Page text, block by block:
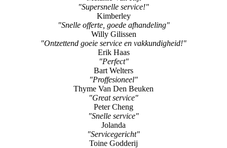
Willy Gilissen
"Ontzettend goeie service en vakkundigheid!"
Erik Haas
"Perfect"
Bart Welters
"Proffesioneel"
Thyme Van Den Beuken
"Great service"
Peter Cheng
"Snelle service"
Jolanda
"Servicegericht"
Toine Godderij
"Excellent"
"Super fijne en snelle service."
Maud Manders